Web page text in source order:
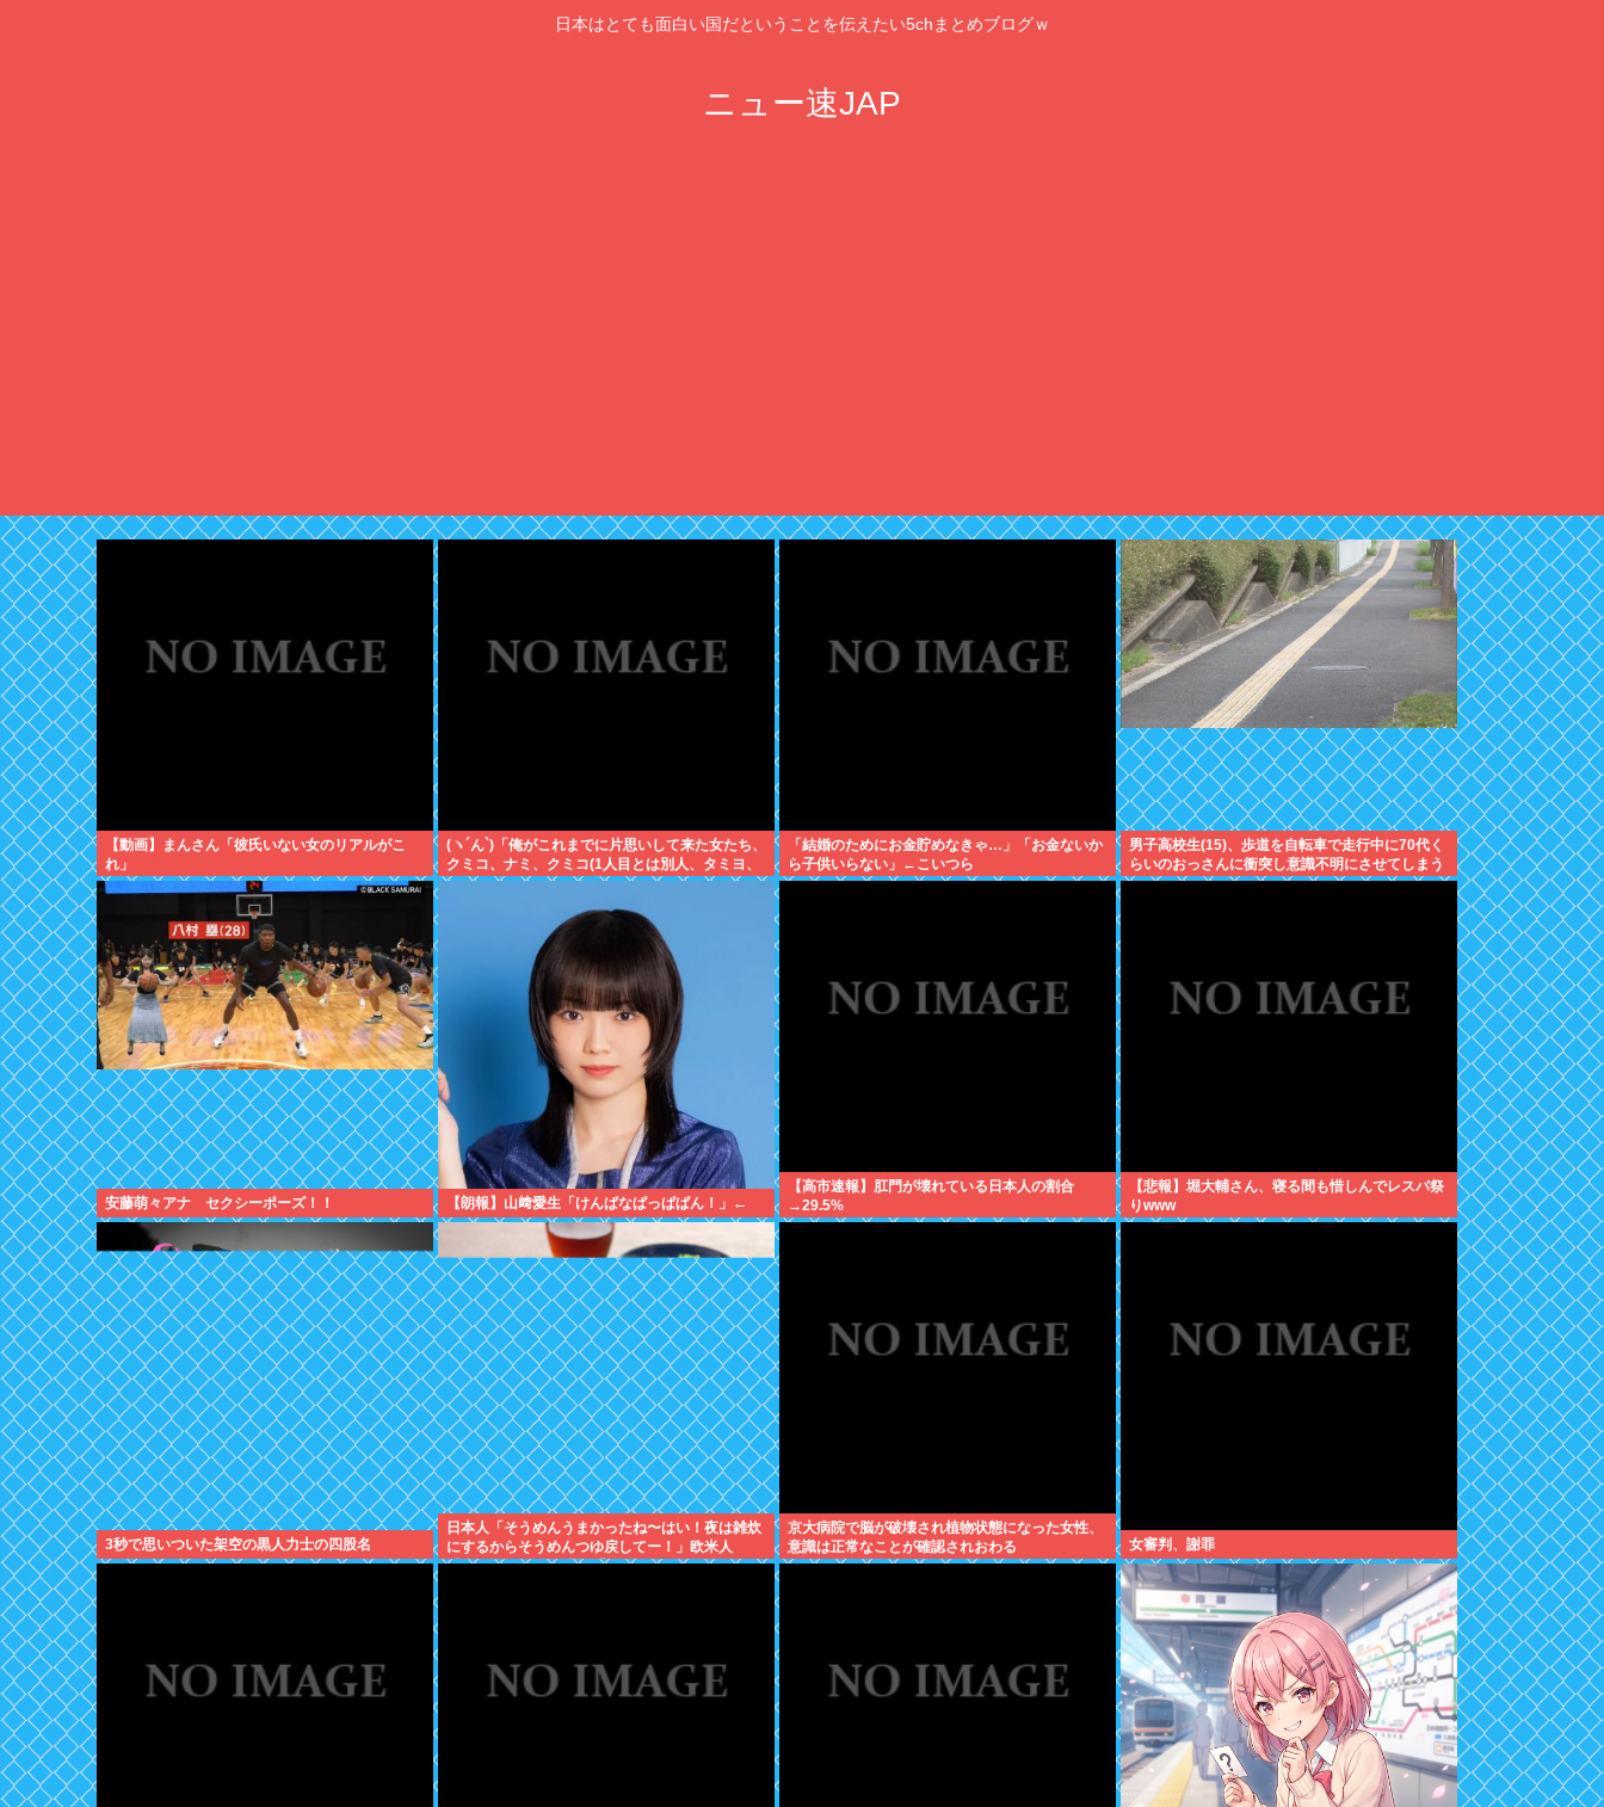
日本はとても面白い国だということを伝えたい5chまとめブログｗ
ニュー速JAP
【動画】まんさん「彼氏いない女のリアルがこ
れ」
(ヽ´ん`)「俺がこれまでに片思いして来た女たち、
クミコ、ナミ、クミコ(1人目とは別人、タミヨ、
カオリ、ユカリ…」
「結婚のためにお金貯めなきゃ…」「お金ないか
ら子供いらない」←こいつら
男子高校生(15)、歩道を自転車で走行中に70代く
らいのおっさんに衝突し意識不明にさせてしまう
安藤萌々アナ セクシーポーズ！！ 【朗報】山﨑愛生「けんぱなぱっぱぱん！」←
【高市速報】肛門が壊れている日本人の割合
→29.5%
【悲報】堀大輔さん、寝る間も惜しんでレスバ祭
りwww
3秒で思いついた架空の黒人力士の四股名
日本人「そうめんうまかったね〜はい！夜は雑炊
にするからそうめんつゆ戻してー！」欧米人
「Don’t stop!」日本人「？」
京大病院で脳が破壊され植物状態になった女性、
意識は正常なことが確認されおわる
女審判、謝罪